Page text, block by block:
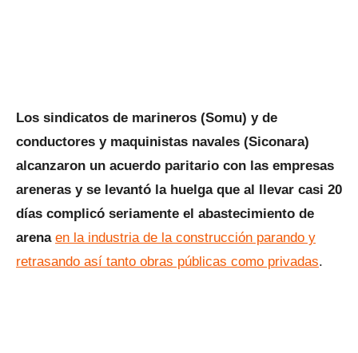
Los sindicatos de marineros (Somu) y de
conductores y maquinistas navales (Siconara)
alcanzaron un acuerdo paritario con las empresas
areneras y se levantó la huelga que al llevar casi 20
días complicó seriamente el abastecimiento de
arena en la industria de la construcción parando y
retrasando así tanto obras públicas como privadas.